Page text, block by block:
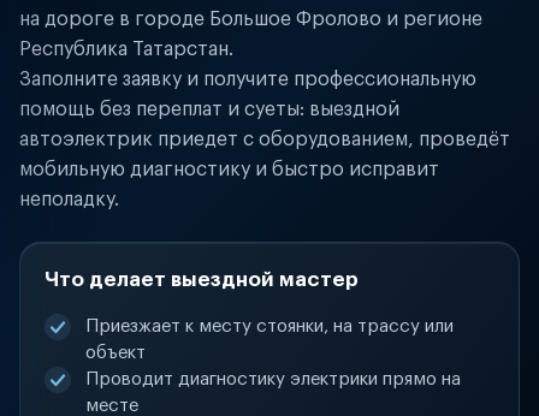
на дороге в городе Большое Фролово и регионе
Республика Татарстан.
Заполните заявку и получите профессиональную
помощь без переплат и суеты: выездной
автоэлектрик приедет с оборудованием, проведёт
мобильную диагностику и быстро исправит
неполадку.
Что делает выездной мастер
Приезжает к месту стоянки, на трассу или
объект
Проводит диагностику электрики прямо на
месте